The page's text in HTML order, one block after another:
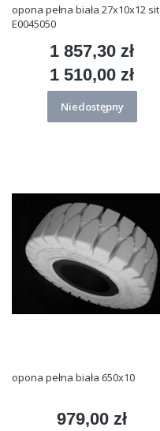
opona pełna biała 27x10x12 sit
E0045050
Cena
1 857,30 zł
Cena
1 510,00 zł
Niedostępny
opona pełna biała 650x10
Cena
979,00 zł